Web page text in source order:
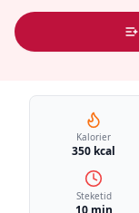
Kalorier
350 kcal
Steketid
10 min